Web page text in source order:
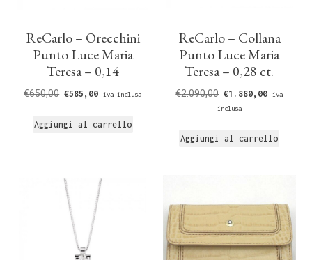
ReCarlo – Orecchini
Punto Luce Maria
Teresa – 0,14
€650,00 €585,00 iva inclusa
Aggiungi al carrello
ReCarlo – Collana
Punto Luce Maria
Teresa – 0,28 ct.
€2.090,00 €1.880,00
iva
inclusa
Aggiungi al carrello